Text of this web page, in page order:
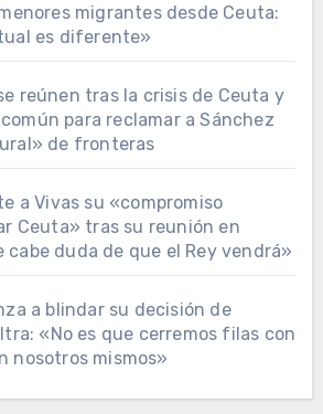
migrantes desde Ceuta:
es diferente»
reúnen tras la crisis de Ceuta y
para reclamar a Sánchez
de fronteras
a Vivas su «compromiso
Ceuta» tras su reunión en
cabe duda de que el Rey vendrá»
a blindar su decisión de
«No es que cerremos filas con
nosotros mismos»